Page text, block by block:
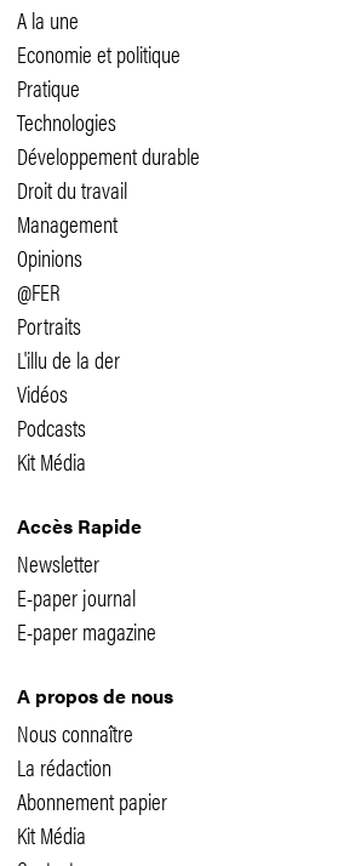
A la une
Economie et politique
Pratique
Technologies
Développement durable
Droit du travail
Management
Opinions
@FER
Portraits
L'illu de la der
Vidéos
Podcasts
Kit Média
Accès Rapide
Newsletter
E-paper journal
E-paper magazine
A propos de nous
Nous connaître
La rédaction
Abonnement papier
Kit Média